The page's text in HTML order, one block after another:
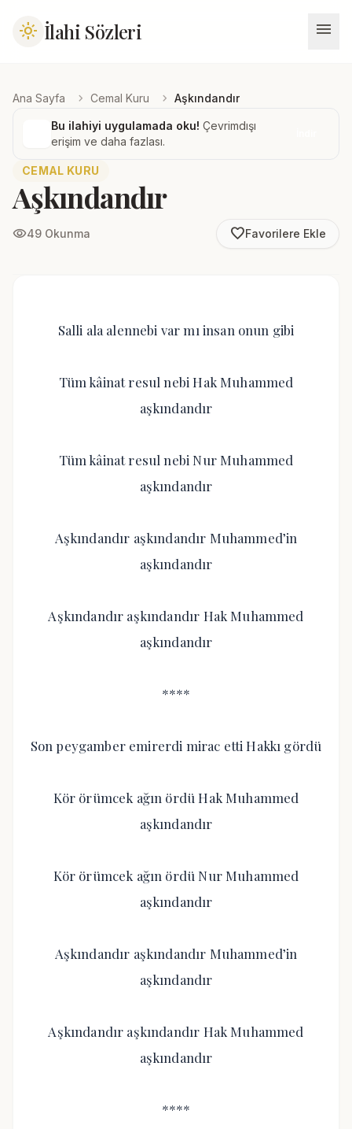
light_mode İlahi Sözleri menu
Ana Sayfa chevron_right Cemal Kuru chevron_right Aşkındandır
Bu ilahiyi uygulamada oku! Çevrimdışı
erişim ve daha fazlası.
CEMAL KURU
Aşkındandır
visibility49 Okunma favorite_borderFavorilere Ekle
Salli ala alennebi var mı insan onun gibi
Tüm kâinat resul nebi Hak Muhammed
aşkındandır
Tüm kâinat resul nebi Nur Muhammed
aşkındandır
Aşkındandır aşkındandır Muhammed’in
aşkındandır
Aşkındandır aşkındandır Hak Muhammed
aşkındandır
****
Son peygamber emirerdi mirac etti Hakkı gördü
Kör örümcek ağın ördü Hak Muhammed
aşkındandır
Kör örümcek ağın ördü Nur Muhammed
aşkındandır
Aşkındandır aşkındandır Muhammed’in
aşkındandır
Aşkındandır aşkındandır Hak Muhammed
aşkındandır
****